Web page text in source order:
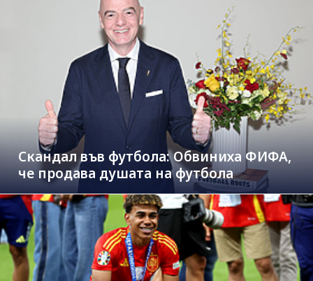
Скандал във футбола: Обвиниха ФИФА,
че продава душата на футбола